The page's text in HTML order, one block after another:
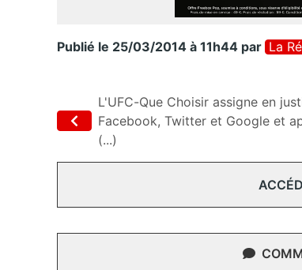
Publié le 25/03/2014 à 11h44 par La
L'UFC-Que Choisir assigne en
Facebook, Twitter et Google et
(...)